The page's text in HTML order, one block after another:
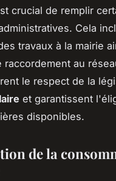
crucial de remplir
Cela
travaux à la mairie
raccordement au
le respect de la
et garantissent
disponibles.
de la